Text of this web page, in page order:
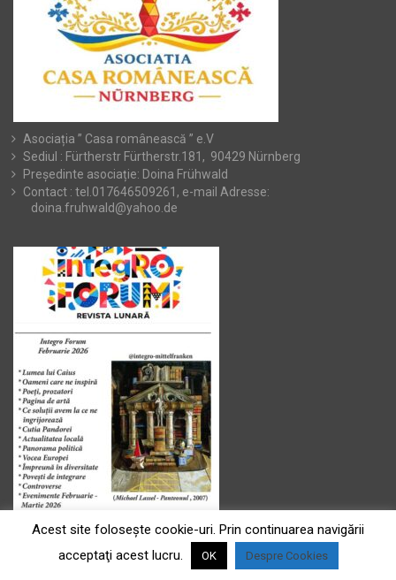
Asociația ” Casa românească ” e.V
Sediul : Fürtherstr Fürtherstr.181, 90429 Nürnberg
Președinte asociație: Doina Frühwald
Contact : tel.017646509261, e-mail Adresse:
doina.fruhwald@yahoo.de
Acest site foloseşte cookie-uri. Prin continuarea navigării
acceptaţi acest lucru.
OK Despre Cookies